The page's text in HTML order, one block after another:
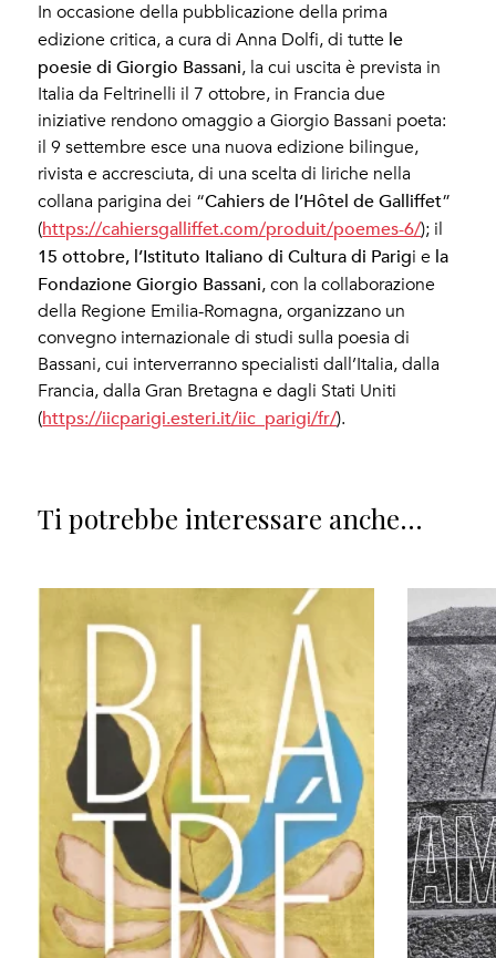
In occasione della pubblicazione della prima
edizione critica, a cura di Anna Dolfi, di tutte le
poesie di Giorgio Bassani, la cui uscita è prevista in
Italia da Feltrinelli il 7 ottobre, in Francia due
iniziative rendono omaggio a Giorgio Bassani poeta:
il 9 settembre esce una nuova edizione bilingue,
rivista e accresciuta, di una scelta di liriche nella
collana parigina dei “Cahiers de l’Hôtel de Galliffet”
(https://cahiersgalliffet.com/produit/poemes-6/); il
15 ottobre, l’Istituto Italiano di Cultura di Parigi e la
Fondazione Giorgio Bassani, con la collaborazione
della Regione Emilia-Romagna, organizzano un
convegno internazionale di studi sulla poesia di
Bassani, cui interverranno specialisti dall’Italia, dalla
Francia, dalla Gran Bretagna e dagli Stati Uniti
(https://iicparigi.esteri.it/iic_parigi/fr/).
Ti potrebbe interessare anche...